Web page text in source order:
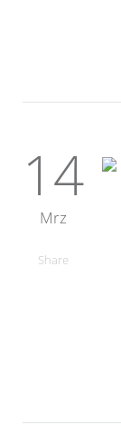
14
Mrz
Share